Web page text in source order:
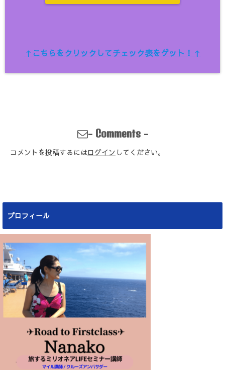
↑こちらをクリックしてチェック表をゲット！↑
- Comments-
コメントを投稿するにはログイン してください。
プロフィール